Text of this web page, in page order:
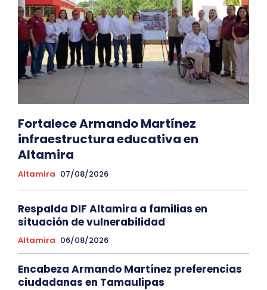
Fortalece Armando Martínez
infraestructura educativa en
Altamira
Altamira 07/08/2026
Respalda DIF Altamira a familias en
situación de vulnerabilidad
Altamira 06/08/2026
Encabeza Armando Martínez preferencias
ciudadanas en Tamaulipas